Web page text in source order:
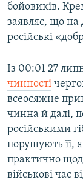
бойовиків.
заявляє, що на
російські
Із 00:01 27
чинності
всеосяжне
чинна й далі,
російськими
порушують її,
практично
військові час